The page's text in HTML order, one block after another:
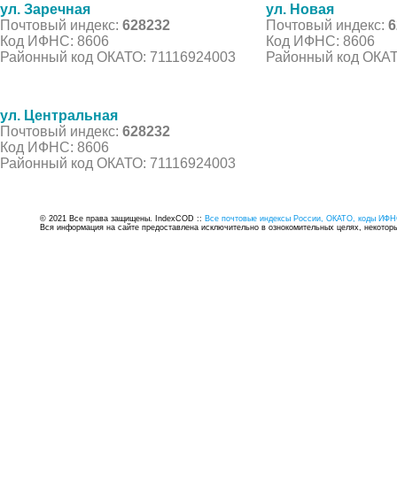
ул. Заречная
Почтовый индекс: 628232
Код ИФНС: 8606
Районный код ОКАТО: 71116924003
ул. Новая
Почтовый индекс:
Код ИФНС: 8606
Районный код
ул. Центральная
Почтовый индекс: 628232
Код ИФНС: 8606
Районный код ОКАТО: 71116924003
© 2021 Все права защищены. IndexCOD :: Все почтовые индексы России, ОКАТО, коды
Вся информация на сайте предоставлена исключительно в ознокомительных целях,